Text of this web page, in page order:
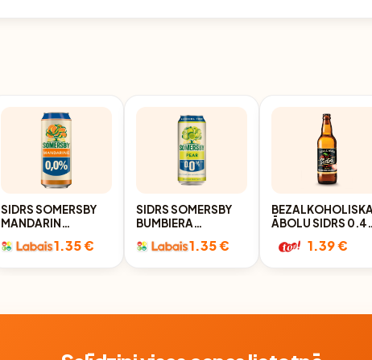
SIDRS SOMERSBY
MANDARIN
0,5L
1.35 €
SIDRS SOMERSBY
BUMBIERA
0,5L
1.35 €
ĀBOLU SIDRS
1.39 €